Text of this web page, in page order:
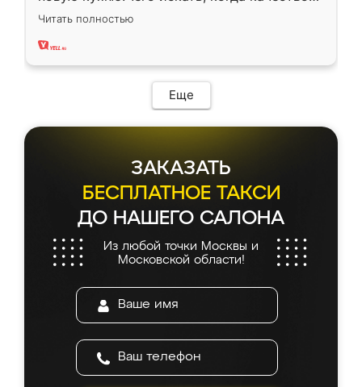
вполне довольна. Служит кухня уже почти
два года, нареканий нет.
Читать полностью
Еще
ЗАКАЗАТЬ
БЕСПЛАТНОЕ ТАКСИ
ДО НАШЕГО САЛОНА
Из любой точки Москвы и
Московской области!